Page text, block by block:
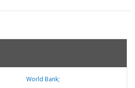
World Bank;